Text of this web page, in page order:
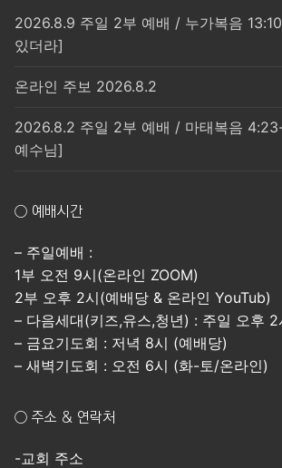
2026.8.9 주일 2부 예배 / 누가복음
있더라]
온라인 주보 2026.8.2
2026.8.2 주일 2부 예배 / 마태복음
예수님]
○ 예배시간
– 주일예배 :
1부 오전 9시(온라인 ZOOM)
2부 오후 2시(예배당 & 온라인 YouTub)
– 다음세대(키즈,유스,청년) : 주일 오후 2
– 금요기도회 : 저녁 8시 (예배당)
– 새벽기도회 : 오전 6시 (화-토/온라인)
○ 주소 & 연락처
-교회 주소